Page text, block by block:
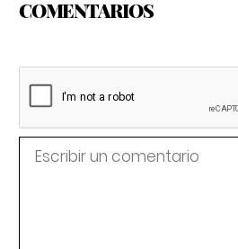
COMENTARIOS